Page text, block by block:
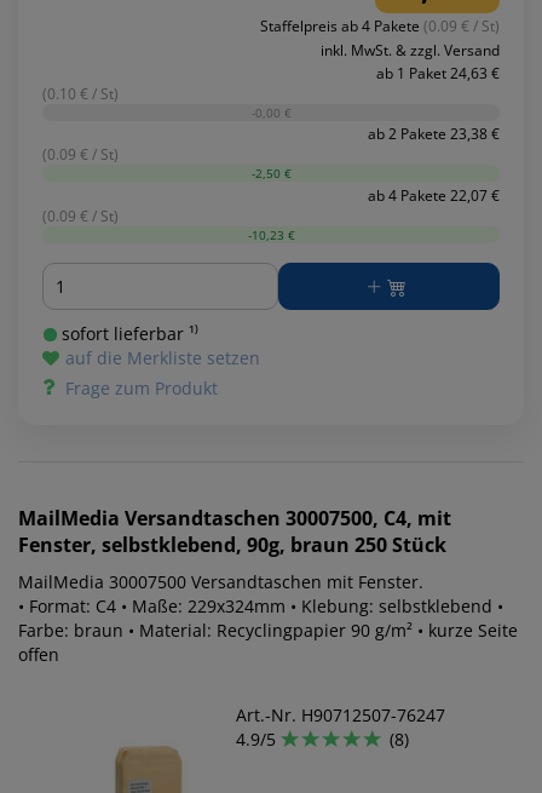
Staffelpreis ab 4 Pakete (0.09 € / St)
inkl. MwSt. & zzgl. Versand
ab 1 Paket 24,63 €
(0.10 € / St)
-0,00 €
ab 2 Pakete 23,38 €
(0.09 € / St)
-2,50 €
ab 4 Pakete 22,07 €
(0.09 € / St)
-10,23 €
Menge
sofort lieferbar ¹⁾
auf die Merkliste setzen
Frage zum Produkt
MailMedia Versandtaschen 30007500, C4, mit
Fenster, selbstklebend, 90g, braun 250 Stück
MailMedia 30007500 Versandtaschen mit Fenster.
• Format: C4 • Maße: 229x324mm • Klebung: selbstklebend •
Farbe: braun • Material: Recyclingpapier 90 g/m² • kurze Seite
offen
Art.-Nr. H90712507-76247
4.9/5
(8)